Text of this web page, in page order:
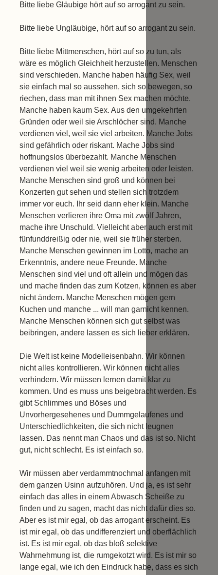
Bitte liebe Gläubige hört auf so arrogant zu sein.
Bitte liebe Ungläubige, hört auf so arrogant zu sein.
Bitte liebe Mittmenschen, hört auf so zu tun, als
wäre es möglich Gleichheit herzustellen. Menschen
sind verschieden. Manche haben häufig Sex, weil
sie einfach mal so aussehen, sich so bewegen, so
riechen, dass man mit ihnen Sex machen möchte.
Manche haben kaum Sex. Aus den umgekehrten
Gründen oder weil sie Arschlöcher sind. Manche
verdienen viel, weil sie viel arbeiten. Manche Jobs
sind gefährlich oder riskant. Mache Jobs sind
hoffnungslos überbezahlt. Manche Menschen
verdienen viel weil sie wenig arbeiten oder leisten.
Manche Menschen sind groß und können bei
Konzerten gut sehen und stellen sich trotzdem
immer vor euch. Ihr seid dann eher klein. Manche
Menschen verlieren ihre Oma mit zwölf Jahren,
mache ihre Unschuld. Vielleicht aber auch erst mit
fünfunddreißig oder nie, weil sie früher sterben.
Manche Menschen gewinnen im Lotto, mache an
Erkenntnis, andere neue Freunde. Manche
Menschen sind viel und oft allein und mögen das
und mache finden das zum Kotzen, können es aber
nicht ändern. Manche Menschen mögen gern
Kuchen und manche ... will man garnicht kennen.
Manche Menschen können sich gut selbst was
beibringen, andere lassen es sich lieber erklären.
Die Welt ist keine Modelleisenbahn. Wir können
nicht alles kontrollieren. Wir können nicht alles
verhindern. Wir müssen lernen damit klar zu
kommen. Und es muss uns beigebracht werden. Es
gibt Schlimmes und Böses und
Unvorhergesehenes und Dummgelaufenes und
Unterschiedlichkeiten, die sich nicht leugnen
lassen. Das nennt man Chaos und das ist so. Nicht
gut, nicht schlecht. Es ist einfach so.
Wir müssen aber verdammtnochmal anfangen mit
dem ganzen Usinn aufzuhören. Und ja, es ist sehr
einfach das alles in einem Abwasch Scheiße zu
finden und zu sagen, macht das nicht dafür dies so.
Aber es ist mir egal, ob das arrogant erscheint. Es
ist mir egal, ob das undifferenziert und oberflächlich
ist. Es ist mir egal, ob das bloß selektive
Wahrnehmung ist, die rumgekotzt wird. Es ist mir so
lange egal, wie ich den Eindruck habe, dass es sich